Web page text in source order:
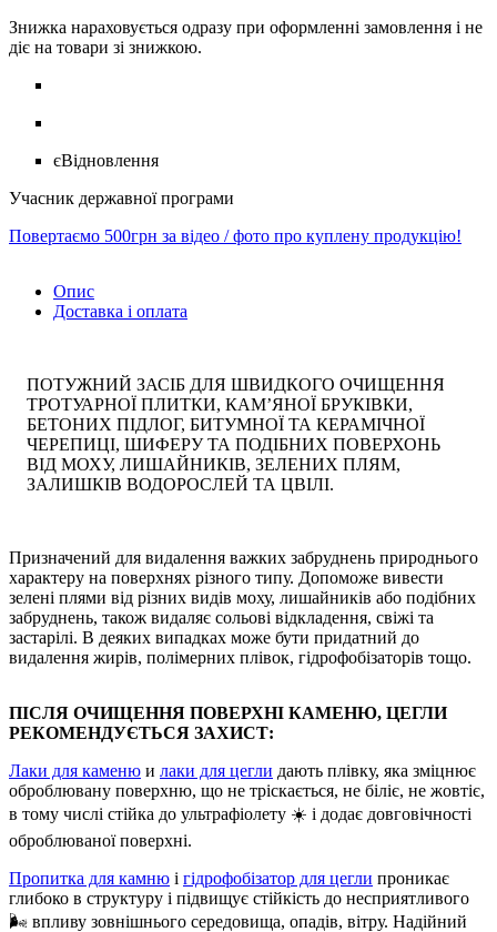
Знижка нараховується одразу при оформленні замовлення і не
діє на товари зі знижкою.
єВідновлення
Учасник державної програми
Повертаємо 500грн за відео / фото про куплену продукцію!
Опис
Доставка і оплата
ПОТУЖНИЙ ЗАСІБ ДЛЯ ШВИДКОГО ОЧИЩЕННЯ
ТРОТУАРНОЇ ПЛИТКИ, КАМ’ЯНОЇ БРУКІВКИ,
БЕТОНИХ ПІДЛОГ, БИТУМНОЇ ТА КЕРАМІЧНОЇ
ЧЕРЕПИЦІ, ШИФЕРУ ТА ПОДІБНИХ ПОВЕРХОНЬ
ВІД МОХУ, ЛИШАЙНИКІВ, ЗЕЛЕНИХ ПЛЯМ,
ЗАЛИШКІВ ВОДОРОСЛЕЙ ТА ЦВІЛІ.
Призначений для видалення важких забруднень природнього
характеру на поверхнях різного типу. Допоможе вивести
зелені плями від різних видів моху, лишайників або подібних
забруднень, також видаляє сольові відкладення, свіжі та
застарілі. В деяких випадках може бути придатний до
видалення жирів, полімерних плівок, гідрофобізаторів тощо.
ПІСЛЯ ОЧИЩЕННЯ ПОВЕРХНІ КАМЕНЮ, ЦЕГЛИ
РЕКОМЕНДУЄТЬСЯ ЗАХИСТ:
Лаки для каменю и лаки для цегли дають плівку, яка зміцнює
оброблювану поверхню, що не тріскається, не біліє, не жовтіє,
в тому числі стійка до ультрафіолету ☀️ і додає довговічності
оброблюваної поверхні.
Пропитка для камню і гідрофобізатор для цегли проникає
глибоко в структуру і підвищує стійкість до несприятливого
🌬️ впливу зовнішнього середовища, опадів, вітру. Надійний